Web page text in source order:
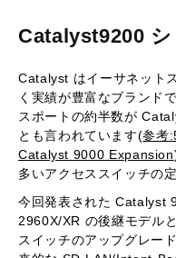
Catalyst9200
Catalyst はイーサネット
く実績が豊富なブランド
スポートの約半数が
とも言われています(参考
Catalyst 9000 Expansion
多いアクセススイッチの定
今回発表された Catalyst
2960X/XR の後継モデル
スイッチのアップグレー